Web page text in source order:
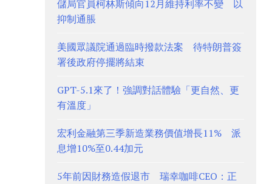
儲局官員柯林斯傾向12月維持利率不變 以
抑制通脹
美國眾議院通過臨時撥款法案 待特朗普簽
署後政府停擺將結束
GPT-5.1來了！強調對話體驗「更自然、更
有溫度」
宏利金融第三季新造業務價值增長11% 派
息增10%至0.44加元
5年前因財務造假退市 瑞幸咖啡CEO：正